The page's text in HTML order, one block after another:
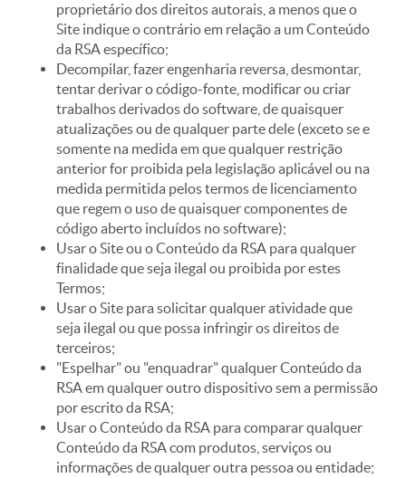
proprietário dos direitos autorais, a menos que o
Site indique o contrário em relação a um Conteúdo
da RSA específico;
Decompilar, fazer engenharia reversa, desmontar,
tentar derivar o código-fonte, modificar ou criar
trabalhos derivados do software, de quaisquer
atualizações ou de qualquer parte dele (exceto se e
somente na medida em que qualquer restrição
anterior for proibida pela legislação aplicável ou na
medida permitida pelos termos de licenciamento
que regem o uso de quaisquer componentes de
código aberto incluídos no software);
Usar o Site ou o Conteúdo da RSA para qualquer
finalidade que seja ilegal ou proibida por estes
Termos;
Usar o Site para solicitar qualquer atividade que
seja ilegal ou que possa infringir os direitos de
terceiros;
"Espelhar" ou "enquadrar" qualquer Conteúdo da
RSA em qualquer outro dispositivo sem a permissão
por escrito da RSA;
Usar o Conteúdo da RSA para comparar qualquer
Conteúdo da RSA com produtos, serviços ou
informações de qualquer outra pessoa ou entidade;